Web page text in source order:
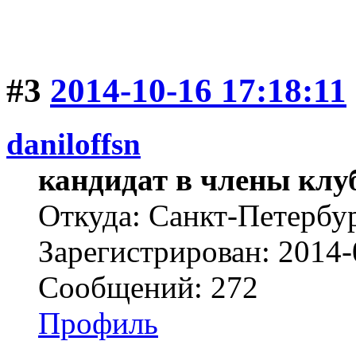
#3 2014-10-16 17:18:11
daniloffsn
кандидат в члены
Откуда: Санкт-
Зарегистрирован:
Сообщений: 272
Профиль